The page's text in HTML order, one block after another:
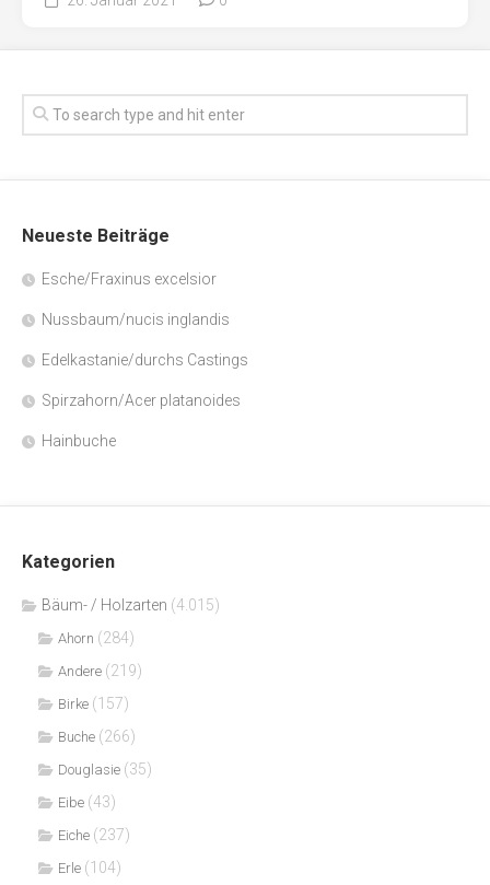
Neueste Beiträge
Esche/Fraxinus excelsior
Nussbaum/nucis inglandis
Edelkastanie/durchs Castings
Spirzahorn/Acer platanoides
Hainbuche
Kategorien
Bäum- / Holzarten (4.015)
Ahorn (284)
Andere (219)
Birke (157)
Buche (266)
Douglasie (35)
Eibe (43)
Eiche (237)
Erle (104)